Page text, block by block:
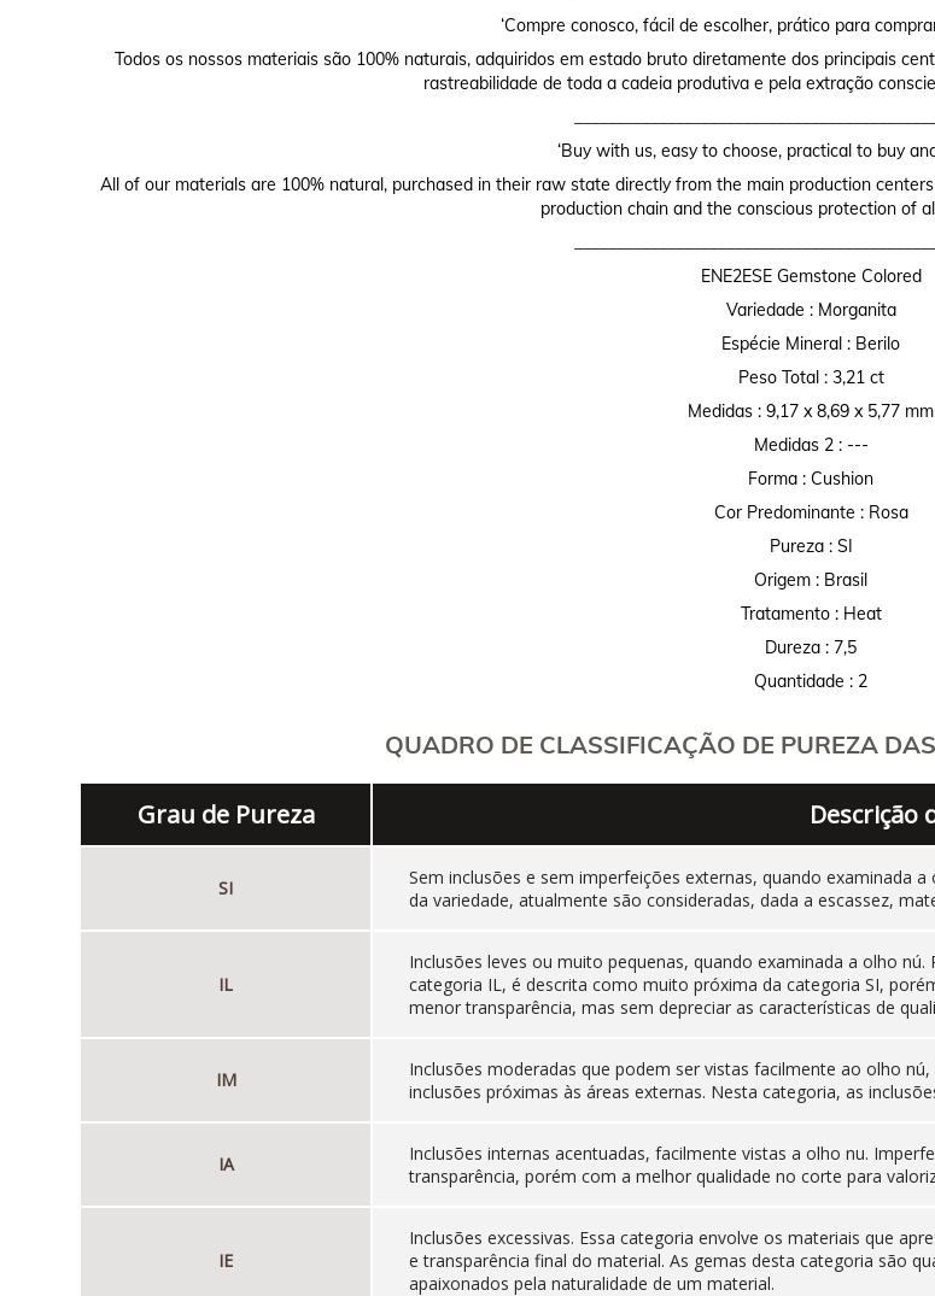
‘Compre conosco, fácil de escolher, prático para
Todos os nossos materiais são 100% naturais, adquiridos em estado bruto diretamente dos principais
rastreabilidade de toda a cadeia produtiva e pela extração
‘Buy with us, easy to choose, practical to buy
All of our materials are 100% natural, purchased in their raw state directly from the main production
production chain and the conscious protection of
ENE2ESE Gemstone Colored
Variedade : Morganita
Espécie Mineral : Berilo
Peso Total : 3,21 ct
Medidas : 9,17 x 8,69 x 5,77 mm
Medidas 2 : ---
Forma : Cushion
Cor Predominante : Rosa
Pureza : SI
Origem : Brasil
Tratamento : Heat
Dureza : 7,5
Quantidade : 2
QUADRO DE CLASSIFICAÇÃO DE PUREZA
Grau de Pureza Descrição
SI
Sem inclusões e sem imperfeições externas, quando examinada
da variedade, atualmente são consideradas, dada a escassez,
IL
Inclusões leves ou muito pequenas, quando examinada a olho
categoria IL, é descrita como muito próxima da categoria SI,
menor transparência, mas sem depreciar as características de
IM
Inclusões moderadas que podem ser vistas facilmente ao olho
inclusões próximas às áreas externas. Nesta categoria, as
IA
Inclusões internas acentuadas, facilmente vistas a olho nu.
transparência, porém com a melhor qualidade no corte para
IE
Inclusões excessivas. Essa categoria envolve os materiais que
e transparência final do material. As gemas desta categoria são
apaixonados pela naturalidade de um material.